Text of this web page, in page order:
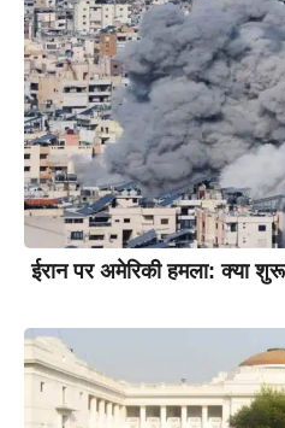
ईरान पर अमेरिकी हमला: क्या शुरू